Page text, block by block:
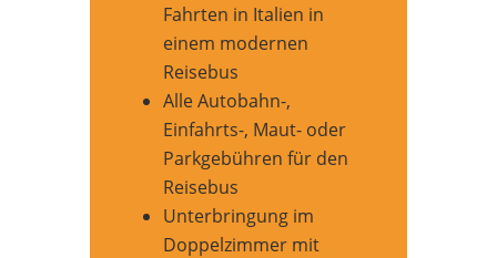
Fahrten in Italien in
einem modernen
Reisebus
Alle Autobahn-,
Einfahrts-, Maut- oder
Parkgebühren für den
Reisebus
Unterbringung im
Doppelzimmer mit